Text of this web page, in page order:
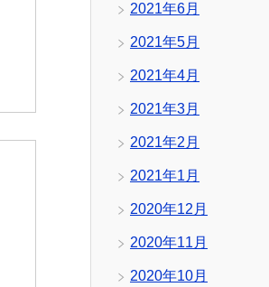
2021年6月
2021年5月
2021年4月
2021年3月
2021年2月
2021年1月
2020年12月
2020年11月
2020年10月